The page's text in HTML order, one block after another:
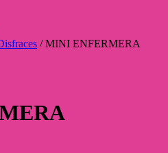
/ MINI ENFERMERA